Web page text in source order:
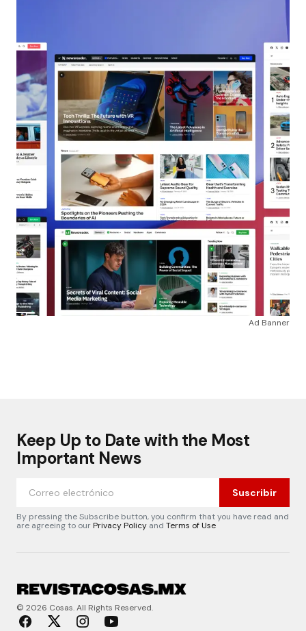
Ad Banner
Keep Up to Date with the Most
Important News
Suscribir
By pressing the Subscribe button, you confirm that you have read and
are agreeing to ourPrivacy Policy and Terms of Use
© 2026 Cosas. All Rights Reserved.